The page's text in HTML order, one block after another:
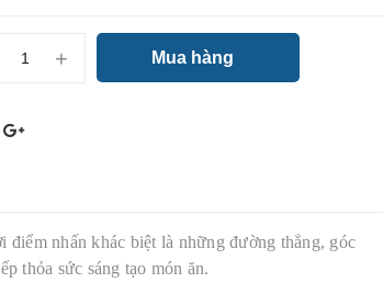
+ Mua hàng
nhấn khác biệt là những đường thẳng, góc
thỏa sức sáng tạo món ăn.